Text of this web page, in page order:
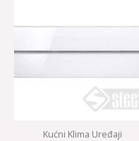
Kućni Klima Uređaji